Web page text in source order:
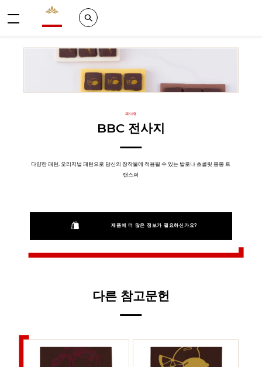
Valrhona - Imaginons le meilleur du chocolat
Search
피니쉬
BBC 전사지
다양한 패턴, 오리지널 패턴으로 당신의 창작물에 적용될 수 있는 발로나 초콜릿 봉봉 트
랜스퍼
제품에 더 많은 정보가 필요하신가요?
다른 참고문헌